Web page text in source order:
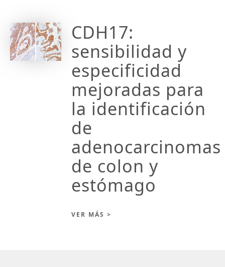
CDH17:
sensibilidad y
especificidad
mejoradas para
la identificación
de
adenocarcinomas
de colon y
estómago
VER MÁS >